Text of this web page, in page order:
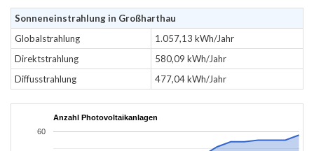
Sonneneinstrahlung in Großharthau
Globalstrahlung
1.057,13 kWh/Jahr
Direktstrahlung
580,09 kWh/Jahr
Diffusstrahlung
477,04 kWh/Jahr
Anzahl Photovoltaikanlagen
60